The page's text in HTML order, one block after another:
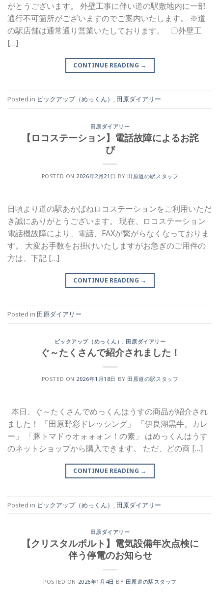
がとうございます。 外壁工事に伴い道の駅敷地内に一部
通行不可箇所がございますのでご案内いたします。 ※道
の駅店舗は通常通り営業いたしております。 〇外壁工
[…]
CONTINUE READING →
Posted in ピックアップ（めっくん） , 田原ダイアリー
田原ダイアリー
【ロコステーション】電話故障によるお詫
び
POSTED ON 2026年2月21日 BY 田原道の駅スタッフ
日頃より道の駅あかばねロコステーションをご利用いただ
き誠にありがとうございます。 現在、ロコステーション
電話機故障により、電話、FAXが繋がらなくなっておりま
す。 大変お手数をお掛けいたしますがお急ぎのご用件の
方は、下記 […]
CONTINUE READING →
Posted in 田原ダイアリー
ピックアップ（めっくん） , 田原ダイアリー
ぐ～たくさんで紹介されました！
POSTED ON 2026年1月18日 BY 田原道の駅スタッフ
本日、ぐ～たくさんでめっくんはうすの商品が紹介され
ました！ 「田原野彩ドレッシング」 「伊良湖黒牛。カレ
ー」 「豚トマドゥオォォォン！の素」 はめっくんはうす
のネットショップから購入できます。 ただ、どの商 […]
CONTINUE READING →
Posted in ピックアップ（めっくん） , 田原ダイアリー
田原ダイアリー
【クリスタルポルト】電気設備年次点検に
伴う停電のお知らせ
POSTED ON 2026年1月4日 BY 田原道の駅スタッフ